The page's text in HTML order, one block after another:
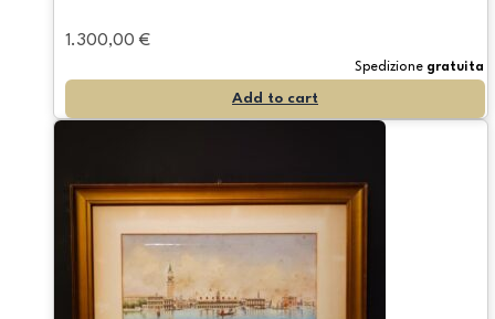
1.300,00 €
Spedizione gratuita
Add to cart